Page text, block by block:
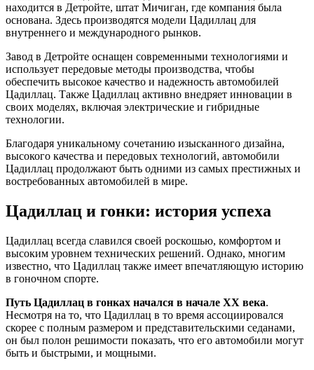
находится в Детройте, штат Мичиган, где компания была
основана. Здесь производятся модели Цадиллац для
внутреннего и международного рынков.
Завод в Детройте оснащен современными технологиями и
использует передовые методы производства, чтобы
обеспечить высокое качество и надежность автомобилей
Цадиллац. Также Цадиллац активно внедряет инновации в
своих моделях, включая электрические и гибридные
технологии.
Благодаря уникальному сочетанию изысканного дизайна,
высокого качества и передовых технологий, автомобили
Цадиллац продолжают быть одними из самых престижных и
востребованных автомобилей в мире.
Цадиллац и гонки: история успеха
Цадиллац всегда славился своей роскошью, комфортом и
высоким уровнем технических решений. Однако, многим
известно, что Цадиллац также имеет впечатляющую историю
в гоночном спорте.
Путь Цадиллац в гонках начался в начале XX века.
Несмотря на то, что Цадиллац в то время ассоциировался
скорее с полным размером и представительскими седанами,
он был полон решимости показать, что его автомобили могут
быть и быстрыми, и мощными.